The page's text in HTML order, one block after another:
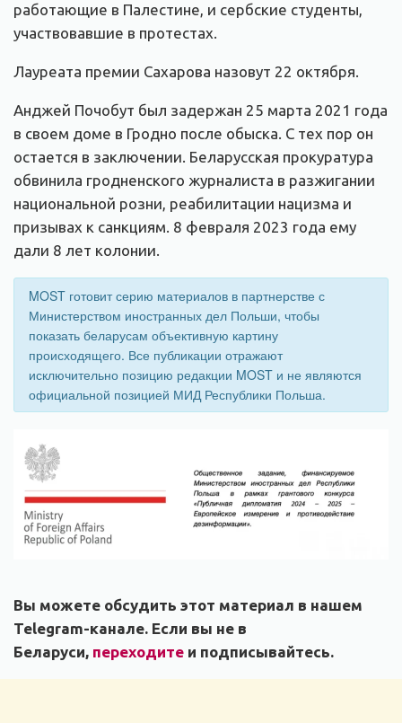
работающие в Палестине, и сербские студенты,
участвовавшие в протестах.
Лауреата премии Сахарова назовут 22 октября.
Анджей Почобут был задержан 25 марта 2021 года
в своем доме в Гродно после обыска. С тех пор он
остается в заключении. Беларусская прокуратура
обвинила гродненского журналиста в разжигании
национальной розни, реабилитации нацизма и
призывах к санкциям. 8 февраля 2023 года ему
дали 8 лет колонии.
MOST готовит серию материалов в партнерстве с
Министерством иностранных дел Польши, чтобы
показать беларусам объективную картину
происходящего. Все публикации отражают
исключительно позицию редакции MOST и не являются
официальной позицией МИД Республики Польша.
Вы можете обсудить этот материал в нашем
Telegram-канале. Если вы не в
Беларуси, переходите и подписывайтесь.